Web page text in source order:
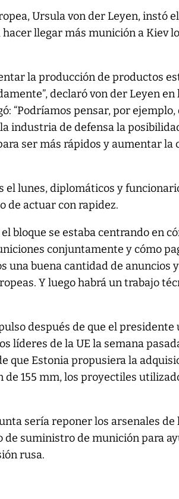
Ursula von der Leyen, instó
llegar más munición a Kiev
la producción de productos
declaró von der Leyen en
“Podríamos pensar, por ejemplo,
industria de defensa la
ser más rápidos y aumentar la
el lunes, diplomáticos y
de actuar con rapidez.
bloque se estaba centrando en
conjuntamente y cómo
una buena cantidad de anuncios
Y luego habrá un trabajo
después de que el presidente
líderes de la UE la semana
que Estonia propusiera la
155 mm, los proyectiles
sería reponer los arsenales de
de suministro de munición para
rusa.